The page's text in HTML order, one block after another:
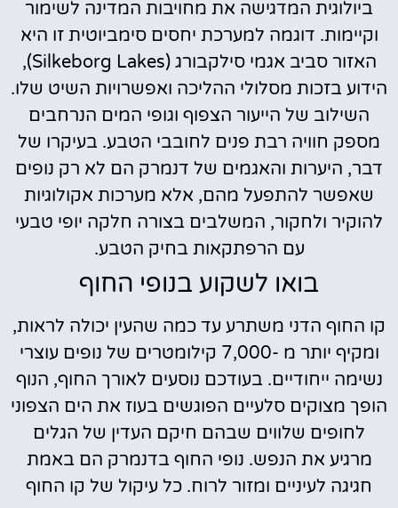
ביולוגית המדגישה את מחויבות המדינה לשימור
וקיימות. דוגמה למערכת יחסים סימביוטית זו היא
האזור סביב אגמי סילקבורג (Silkeborg Lakes),
הידוע בזכות מסלולי ההליכה ואפשרויות השיט שלו.
השילוב של הייעור הצפוף וגופי המים הנרחבים
מספק חוויה רבת פנים לחובבי הטבע. בעיקרו של
דבר, היערות והאגמים של דנמרק הם לא רק נופים
שאפשר להתפעל מהם, אלא מערכות אקולוגיות
להוקיר ולחקור, המשלבים בצורה חלקה יופי טבעי
עם הרפתקאות בחיק הטבע.
בואו לשקוע בנופי החוף
קו החוף הדני משתרע עד כמה שהעין יכולה לראות,
ומקיף יותר מ -7,000 קילומטרים של נופים עוצרי
נשימה ייחודיים. בעודכם נוסעים לאורך החוף, הנוף
הופך מצוקים סלעיים הפוגשים בעוז את הים הצפוני
לחופים שלווים שבהם חיקם העדין של הגלים
מרגיע את הנפש. נופי החוף בדנמרק הם באמת
חגיגה לעיניים ומזור לרוח. כל עיקול של קו החוף